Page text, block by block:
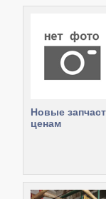
Новые
ценам